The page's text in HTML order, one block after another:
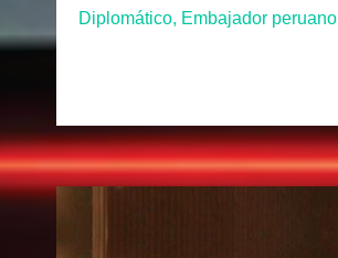
Diplomático, Embajador peruano